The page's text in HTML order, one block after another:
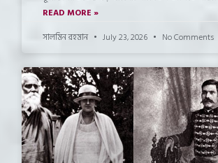
READ MORE »
সালমিন রহমান
July 23, 2026 No Comments